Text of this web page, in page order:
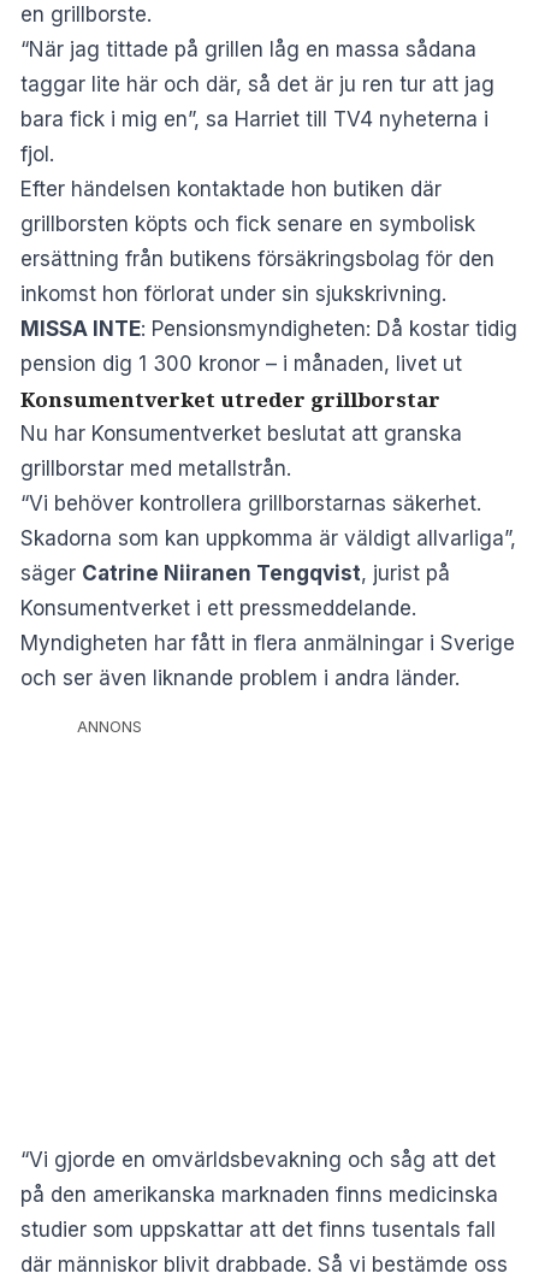
en grillborste.
“När jag tittade på grillen låg en massa sådana
taggar lite här och där, så det är ju ren tur att jag
bara fick i mig en”, sa Harriet till TV4 nyheterna i
fjol.
Efter händelsen kontaktade hon butiken där
grillborsten köpts och fick senare en symbolisk
ersättning från butikens försäkringsbolag för den
inkomst hon förlorat under sin sjukskrivning.
MISSA INTE: Pensionsmyndigheten: Då kostar tidig
pension dig 1 300 kronor – i månaden, livet ut
Konsumentverket utreder grillborstar
Nu har Konsumentverket beslutat att granska
grillborstar med metallstrån.
“Vi behöver kontrollera grillborstarnas säkerhet.
Skadorna som kan uppkomma är väldigt allvarliga”,
säger Catrine Niiranen Tengqvist, jurist på
Konsumentverket i ett pressmeddelande.
Myndigheten har fått in flera anmälningar i Sverige
och ser även liknande problem i andra länder.
ANNONS
“Vi gjorde en omvärldsbevakning och såg att det
på den amerikanska marknaden finns medicinska
studier som uppskattar att det finns tusentals fall
där människor blivit drabbade. Så vi bestämde oss